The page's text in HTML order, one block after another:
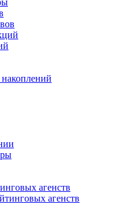
агенств
агенств